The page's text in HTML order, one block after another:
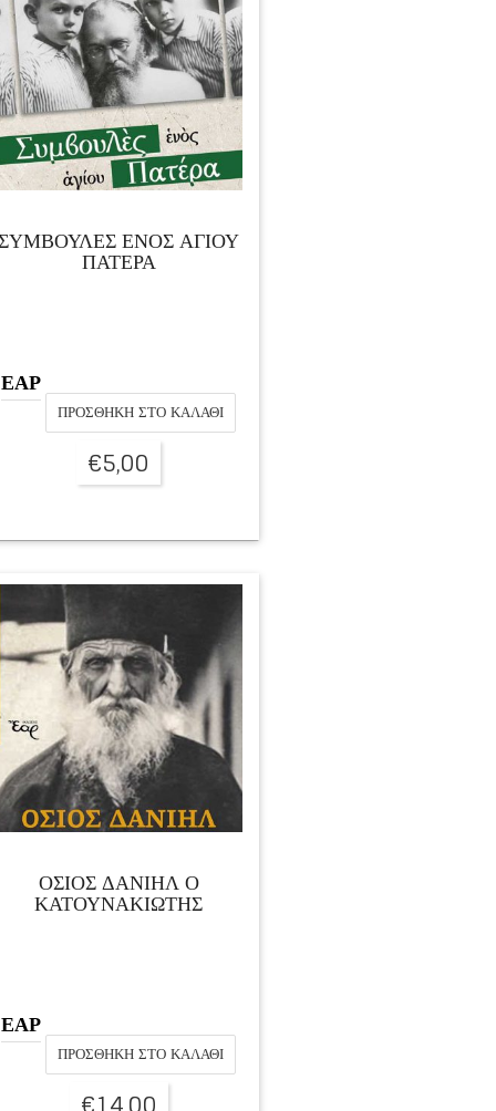
ΕΝΟΣ ΑΓΙΟΥ
ΠΑΤΕΡΑ
ΕΑΡ
ΠΡΟΣΘΉΚΗ ΣΤΟ ΚΑΛΆΘΙ
€5,00
ΟΣΙΟΣ ΔΑΝΙΗΛ Ο
ΚΑΤΟΥΝΑΚΙΩΤΗΣ
ΕΑΡ
ΠΡΟΣΘΉΚΗ ΣΤΟ ΚΑΛΆΘΙ